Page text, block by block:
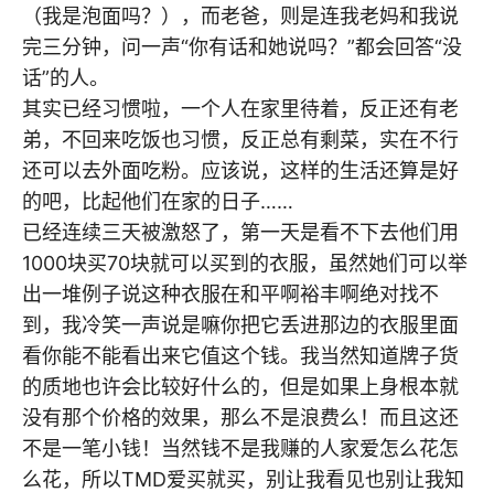
（我是泡面吗？），而老爸，则是连我老妈和我说
完三分钟，问一声“你有话和她说吗？”都会回答“没
话”的人。
其实已经习惯啦，一个人在家里待着，反正还有老
弟，不回来吃饭也习惯，反正总有剩菜，实在不行
还可以去外面吃粉。应该说，这样的生活还算是好
的吧，比起他们在家的日子……
已经连续三天被激怒了，第一天是看不下去他们用
1000块买70块就可以买到的衣服，虽然她们可以举
出一堆例子说这种衣服在和平啊裕丰啊绝对找不
到，我冷笑一声说是嘛你把它丢进那边的衣服里面
看你能不能看出来它值这个钱。我当然知道牌子货
的质地也许会比较好什么的，但是如果上身根本就
没有那个价格的效果，那么不是浪费么！而且这还
不是一笔小钱！当然钱不是我赚的人家爱怎么花怎
么花，所以TMD爱买就买，别让我看见也别让我知